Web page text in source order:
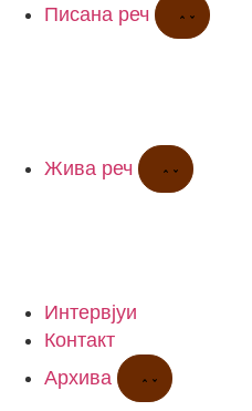
Писана реч
Жива реч
Интервјуи
Контакт
Архива